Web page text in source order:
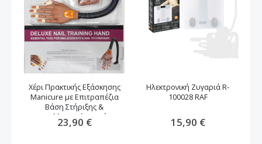
Χέρι Πρακτικής Εξάσκησης
Manicure με Επιτραπέζια
Βάση Στήριξης &
Ανταλλακτικά Νυχιών
23,90 €
Ηλεκτρονική Ζυγαριά R-
100028 RAF
15,90 €